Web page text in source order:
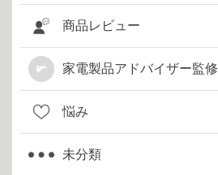
商品レビュー
家電製品アドバイザー監修
悩み
未分類